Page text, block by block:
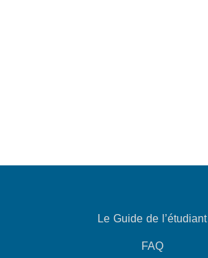
Le Guide de l’étudiant
FAQ